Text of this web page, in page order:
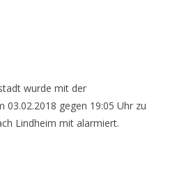
wurde mit der
03.02.2018 gegen 19:05 Uhr zu
Lindheim mit alarmiert.